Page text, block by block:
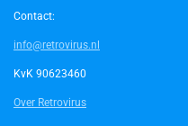
Contact:
info@retrovirus.nl
KvK 90623460
Over Retrovirus